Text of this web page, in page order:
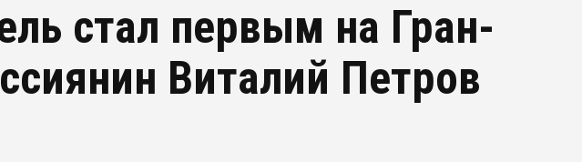
стал первым на Гран-
Виталий Петров